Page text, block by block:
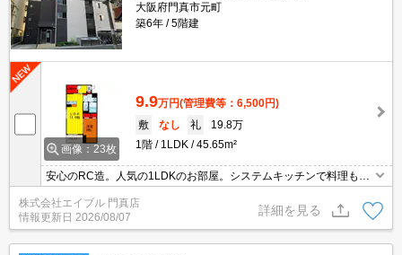
大阪府門真市元町
築6年
5階建
画像：23枚
9.9万円(管理費等：6,500円)
敷
なし 礼
19.8万
1階
1LDK 45.65m²
安心のRC造。人気の1LDKのお部屋。システムキッチンで料理もバ
株式会社エイブル 門真店
情報更新日 2026/08/07
詳細を見る